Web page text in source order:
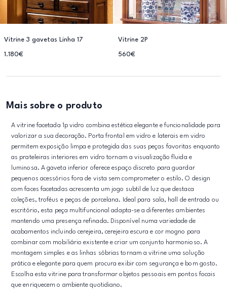
Vitrine 3 gavetas Linha 17
1.180€
Vitrine 2P
560€
Mais sobre o produto
A vitrine facetada 1p vidro combina estética elegante e funcionalidade para
valorizar a sua decoração. Porta frontal em vidro e laterais em vidro
permitem exposição limpa e protegida das suas peças favoritas enquanto
as prateleiras interiores em vidro tornam a visualização fluida e
luminosa. A gaveta inferior oferece espaço discreto para guardar
pequenos acessórios fora de vista sem comprometer o estilo. O design
com faces facetadas acrescenta um jogo subtil de luz que destaca
coleções, troféus e peças de porcelana. Ideal para sala, hall de entrada ou
escritório, esta peça multifuncional adapta-se a diferentes ambientes
mantendo uma presença refinada. Disponível numa variedade de
acabamentos incluindo cerejeira, cerejeira escura e cor mogno para
combinar com mobiliário existente e criar um conjunto harmonioso. A
montagem simples e as linhas sóbrias tornam a vitrine uma solução
prática e elegante para quem procura exibir com segurança e bom gosto.
Escolha esta vitrine para transformar objetos pessoais em pontos focais
que enriquecem o ambiente quotidiano.